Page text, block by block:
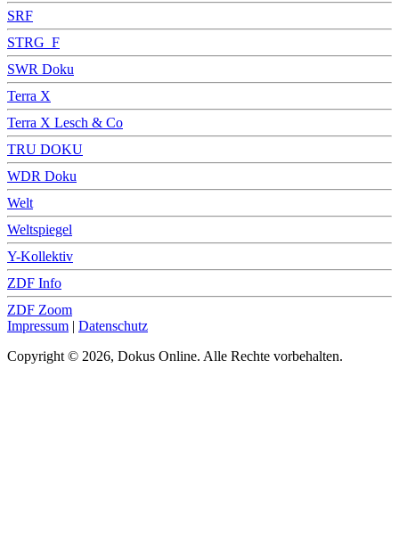
SRF
STRG_F
SWR Doku
Terra X
Terra X Lesch & Co
TRU DOKU
WDR Doku
Welt
Weltspiegel
Y-Kollektiv
ZDF Info
ZDF Zoom
Impressum | Datenschutz
Copyright © 2026, Dokus Online. Alle Rechte vorbehalten.